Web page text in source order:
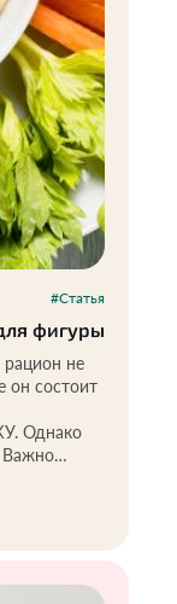
#Статья
фигуры
не
он состоит
Однако
Важно
дня и
Главное
не